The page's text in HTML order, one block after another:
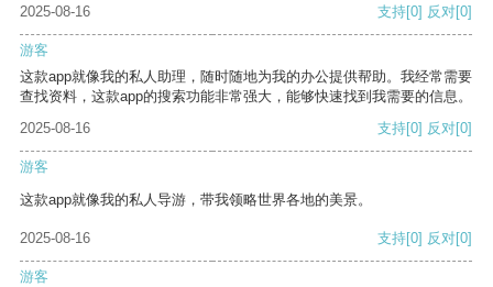
2025-08-16 支持[0] 反对[0]
游客
这款app就像我的私人助理，随时随地为我的办公提供帮助。我经常需要
查找资料，这款app的搜索功能非常强大，能够快速找到我需要的信息。
2025-08-16
支持[0] 反对[0]
游客
这款app就像我的私人导游，带我领略世界各地的美景。
2025-08-16 支持[0] 反对[0]
游客